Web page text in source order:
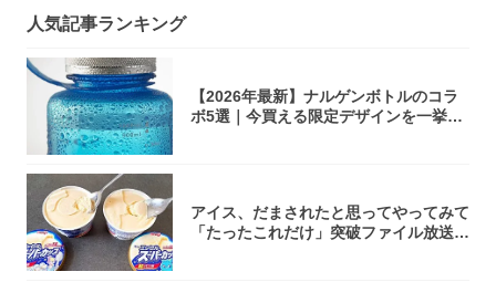
人気記事ランキング
【2026年最新】ナルゲンボトルのコラ
ボ5選｜今買える限定デザインを一挙紹
アイス、だまされたと思ってやってみて
「たったこれだけ」突破ファイル放送で